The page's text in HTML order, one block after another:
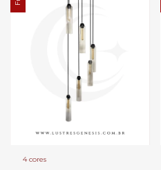
4 cores